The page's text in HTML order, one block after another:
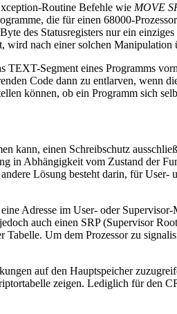
Routine Befehle wie MOVE
die für einen 68000-
des Statusregisters nur ein
wird nach einer solchen Manipulation
Segment eines Programms
Code dann zu entlarven, wenn
können, ob ein Programm sich
kann, einen Schreibschutz
in Abhängigkeit vom Zustand der
Lösung besteht darin, für
Adresse im User- oder
auch einen SRP (Supervisor
Tabelle. Um dem Prozessor zu
auf den Hauptspeicher
zeigen. Lediglich für den